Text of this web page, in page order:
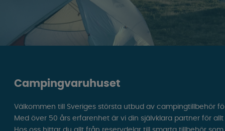
Campingvaruhuset
Välkommen till Sveriges största utbud av campingtillbehör
Med över 50 års erfarenhet är vi din självklara partner för